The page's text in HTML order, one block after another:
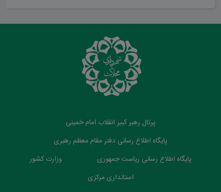
پرتال رهبر کبیر انقلاب امام خمینی
پایگاه اطلاع رسانی دفتر مقام معظم رهبری
پایگاه اطلاع رسانی ریاست جمهوری
وزارت کشور
استانداری مرکزی